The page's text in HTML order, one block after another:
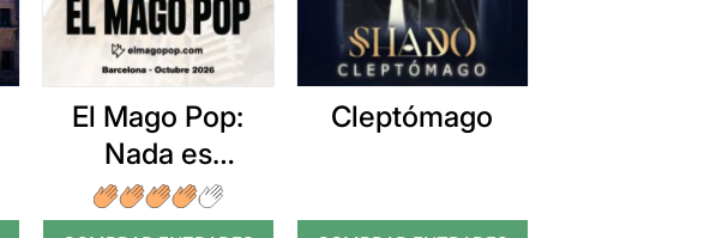
El Mago Pop:
Nada es
imposible
Cleptómago